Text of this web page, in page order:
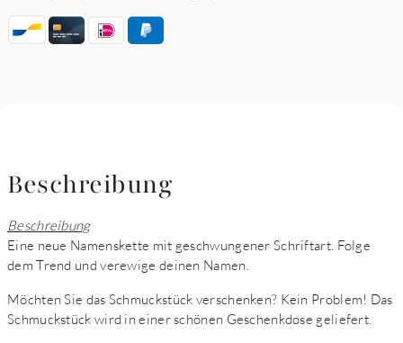
Beschreibung
Beschreibung
Eine neue Namenskette mit geschwungener Schriftart. Folge
dem Trend und verewige deinen Namen.
Möchten Sie das Schmuckstück verschenken? Kein Problem! Das
Schmuckstück wird in einer schönen Geschenkdose geliefert.